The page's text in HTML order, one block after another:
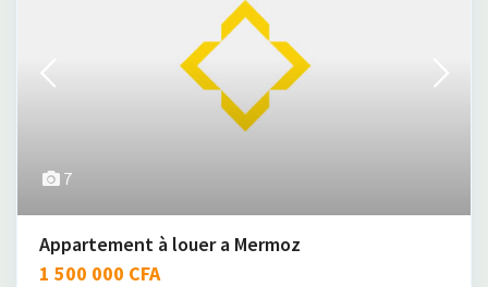
7
Appartement à louer a Mermoz
1 500 000 CFA